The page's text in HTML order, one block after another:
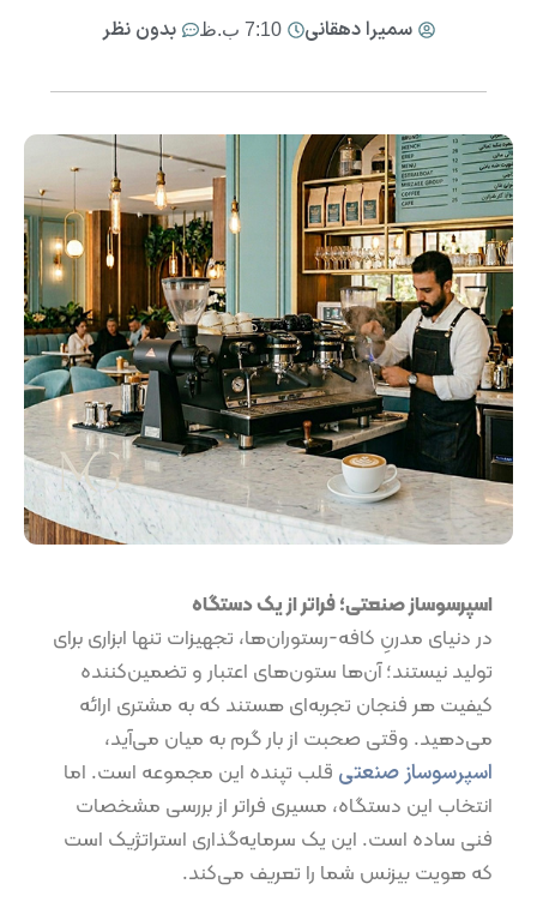
سمیرا دهقانی 7:10 ب.ظ بدون نظر
اسپرسوساز صنعتی؛ فراتر از یک دستگاه
در دنیای مدرنِ کافه-رستوران‌ها، تجهیزات تنها ابزاری برای
تولید نیستند؛ آن‌ها ستون‌های اعتبار و تضمین‌کننده
کیفیت هر فنجان تجربه‌ای هستند که به مشتری ارائه
می‌دهید. وقتی صحبت از بار گرم به میان می‌آید،
اسپرسوساز صنعتی قلب تپنده این مجموعه است. اما
انتخاب این دستگاه، مسیری فراتر از بررسی مشخصات
فنی ساده است. این یک سرمایه‌گذاری استراتژیک است
که هویت بیزنس شما را تعریف می‌کند.